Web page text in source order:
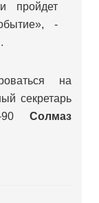
пройдет
-
.
на
секретарь
90 Солмаз